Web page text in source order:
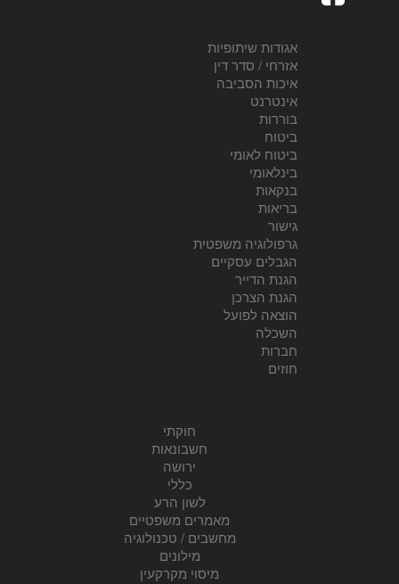
אגודות שיתופיות
אזרחי / סדר דין
איכות הסביבה
אינטרנט
בוררות
ביטוח לאומי
בינלאומי
בנקאות
בריאות
גרפולוגיה משפטית
הגבלים עסקיים
הגנת הדייר
הגנת הצרכן
הוצאה לפועל
השכלה
חשבונאות
לשון הרע
מאמרים משפטיים
מחשבים / טכנולוגיה
מילונים
מיסוי מקרקעין